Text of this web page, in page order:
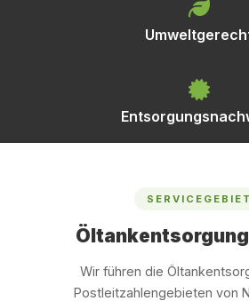
SERVICEGEBIET
Wir führen die
Postleitzahlengebieten von